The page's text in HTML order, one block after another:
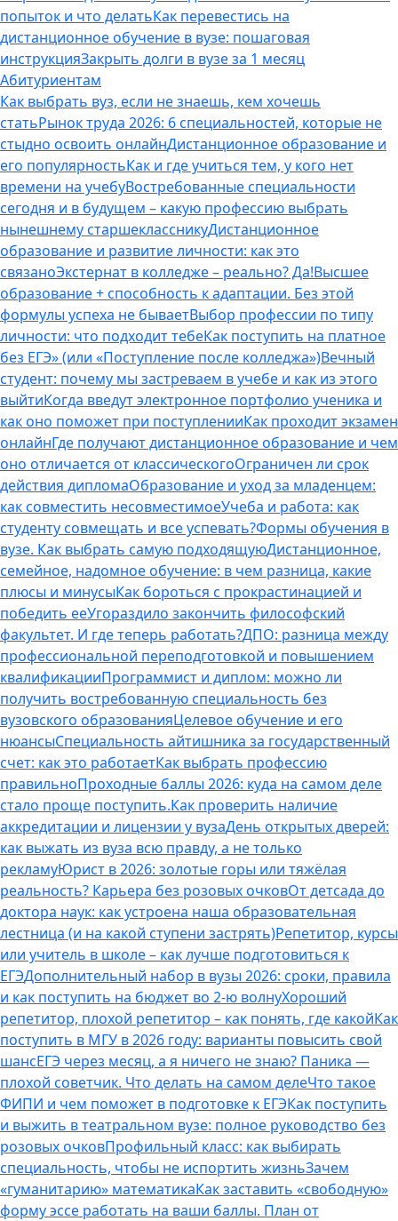
попыток и что делатьКак перевестись на
дистанционное обучение в вузе: пошаговая
инструкцияЗакрыть долги в вузе за 1 месяц
Абитуриентам
Как выбрать вуз, если не знаешь, кем хочешь
статьРынок труда 2026: 6 специальностей, которые не
стыдно освоить онлайнДистанционное образование и
его популярностьКак и где учиться тем, у кого нет
времени на учебуВостребованные специальности
сегодня и в будущем – какую профессию выбрать
нынешнему старшеклассникуДистанционное
образование и развитие личности: как это
связаноЭкстернат в колледже – реально? Да!Высшее
образование + способность к адаптации. Без этой
формулы успеха не бываетВыбор профессии по типу
личности: что подходит тебеКак поступить на платное
без ЕГЭ» (или «Поступление после колледжа»)Вечный
студент: почему мы застреваем в учебе и как из этого
выйтиКогда введут электронное портфолио ученика и
как оно поможет при поступленииКак проходит экзамен
онлайнГде получают дистанционное образование и чем
оно отличается от классическогоОграничен ли срок
действия дипломаОбразование и уход за младенцем:
как совместить несовместимоеУчеба и работа: как
студенту совмещать и все успевать?Формы обучения в
вузе. Как выбрать самую подходящуюДистанционное,
семейное, надомное обучение: в чем разница, какие
плюсы и минусыКак бороться с прокрастинацией и
победить ееУгораздило закончить философский
факультет. И где теперь работать?ДПО: разница между
профессиональной переподготовкой и повышением
квалификацииПрограммист и диплом: можно ли
получить востребованную специальность без
вузовского образованияЦелевое обучение и его
нюансыСпециальность айтишника за государственный
счет: как это работаетКак выбрать профессию
правильноПроходные баллы 2026: куда на самом деле
стало проще поступить.Как проверить наличие
аккредитации и лицензии у вузаДень открытых дверей:
как выжать из вуза всю правду, а не только
рекламуЮрист в 2026: золотые горы или тяжёлая
реальность? Карьера без розовых очковОт детсада до
доктора наук: как устроена наша образовательная
лестница (и на какой ступени застрять)Репетитор, курсы
или учитель в школе – как лучше подготовиться к
ЕГЭДополнительный набор в вузы 2026: сроки, правила
и как поступить на бюджет во 2‑ю волнуХороший
репетитор, плохой репетитор – как понять, где какойКак
поступить в МГУ в 2026 году: варианты повысить свой
шансЕГЭ через месяц, а я ничего не знаю? Паника —
плохой советчик. Что делать на самом делеЧто такое
ФИПИ и чем поможет в подготовке к ЕГЭКак поступить
и выжить в театральном вузе: полное руководство без
розовых очковПрофильный класс: как выбирать
специальность, чтобы не испортить жизньЗачем
«гуманитарию» математикаКак заставить «свободную»
форму эссе работать на ваши баллы. План от